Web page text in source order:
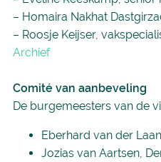
– Homaira Nakhat
– Roosje Keijser,
Archief
Comité van aanbeveling
De burgemeesters van de
Eberhard van der
Jozias van Aartsen,